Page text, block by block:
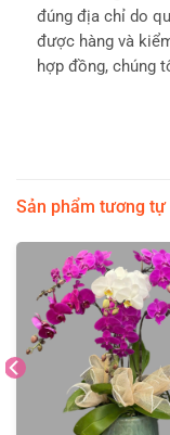
đúng địa chỉ do
được hàng và
hợp đồng, chúng
Sản phẩm tương tự